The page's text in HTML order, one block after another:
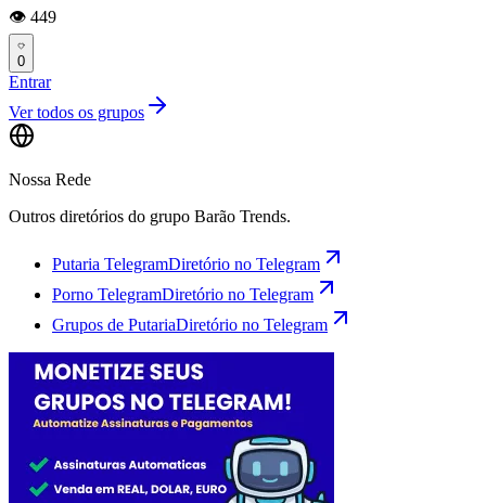
👁️ 449
0
Entrar
Ver todos os grupos
Nossa Rede
Outros diretórios do grupo Barão Trends.
Putaria TelegramDiretório no Telegram
Porno TelegramDiretório no Telegram
Grupos de PutariaDiretório no Telegram